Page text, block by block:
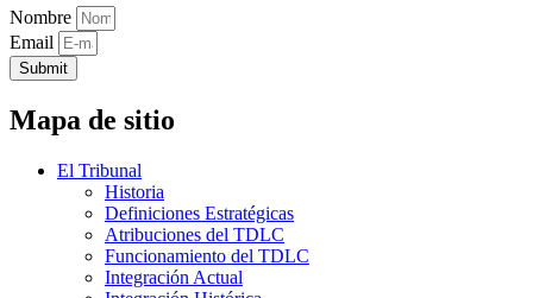
Nombre
Email
Submit
Mapa de sitio
El Tribunal
Historia
Definiciones Estratégicas
Atribuciones del TDLC
Funcionamiento del TDLC
Integración Actual